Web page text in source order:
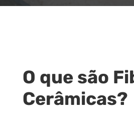
O que são
Cerâmicas?